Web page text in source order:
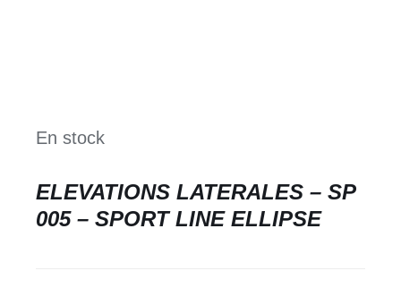
En stock
ELEVATIONS LATERALES – SP
005 – SPORT LINE ELLIPSE